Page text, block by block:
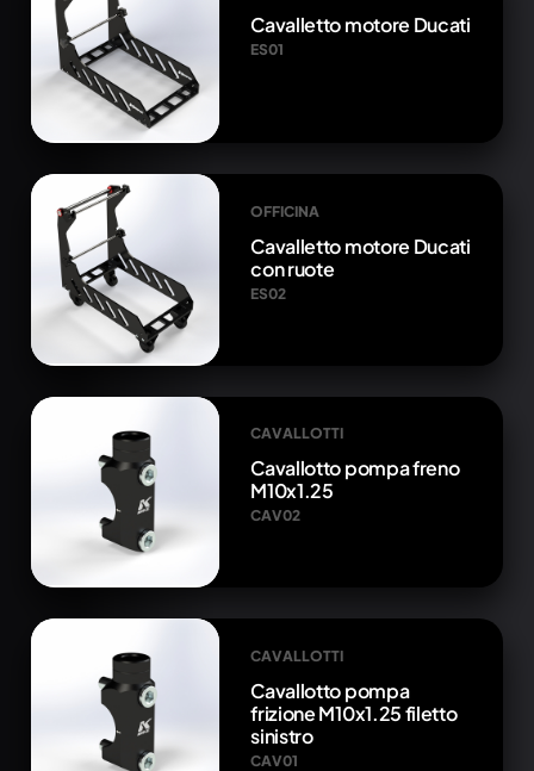
Cavalletto motore Ducati
ES01
OFFICINA
Cavalletto motore Ducati
con ruote
ES02
CAVALLOTTI
Cavallotto pompa freno
M10x1.25
CAV02
CAVALLOTTI
Cavallotto pompa
frizione M10x1.25 filetto
sinistro
CAV01